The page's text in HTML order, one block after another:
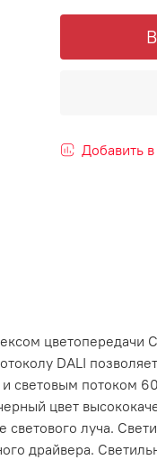
Добавить
цветопередачи
DALI
световым потоком
цвет
луча.
драйвера.